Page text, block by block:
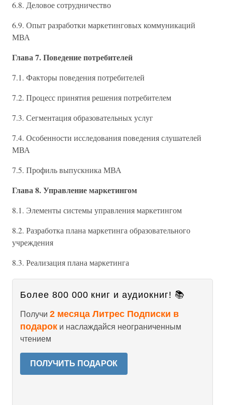
6.8. Деловое сотрудничество
6.9. Опыт разработки маркетинговых коммуникаций
МВА
Глава 7. Поведение потребителей
7.1. Факторы поведения потребителей
7.2. Процесс принятия решения потребителем
7.3. Сегментация образовательных услуг
7.4. Особенности исследования поведения слушателей
МВА
7.5. Профиль выпускника МВА
Глава 8. Управление маркетингом
8.1. Элементы системы управления маркетингом
8.2. Разработка плана маркетинга образовательного
учреждения
8.3. Реализация плана маркетинга
Более 800 000 книг и аудиокниг! 📚
Получи 2 месяца Литрес Подписки в
подарок и наслаждайся неограниченным
чтением
ПОЛУЧИТЬ ПОДАРОК